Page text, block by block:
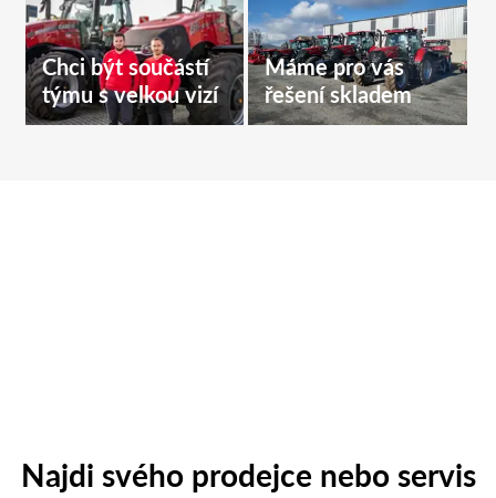
Máme pro vás
řešení skladem
Chci být součástí
týmu s velkou vizí
Najdi svého prodejce nebo servis